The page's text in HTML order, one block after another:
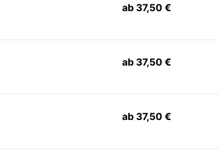
ab 37,50 €
ab 37,50 €
ab 37,50 €